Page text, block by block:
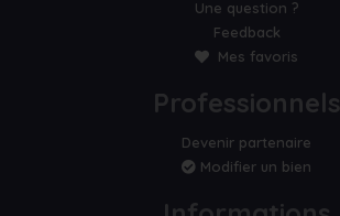
Une question ?
Feedback
Mes favoris
Professionnels
Devenir partenaire
Modifier un bien